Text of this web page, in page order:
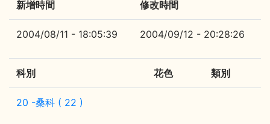
新增時間 修改時間
2004/08/11 - 18:05:39 2004/09/12 - 20:28:26
科別 花色 類別
20 -桑科 ( 22 )